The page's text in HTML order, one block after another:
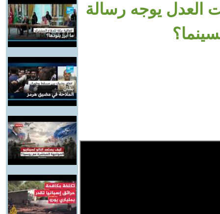
العدل يوجه رسالة